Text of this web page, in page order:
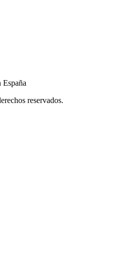
España
reservados.